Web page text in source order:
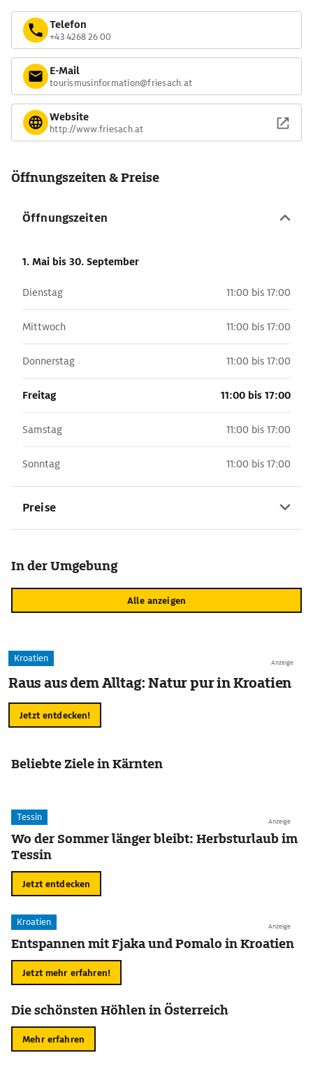
Telefon
+43 4268 26 00
E-Mail
tourismusinformation@friesach.at
Website
http://www.friesach.at
Öffnungszeiten & Preise
Öffnungszeiten
1. Mai bis 30. September
Dienstag 11:00 bis 17:00
Mittwoch 11:00 bis 17:00
Donnerstag 11:00 bis 17:00
Freitag 11:00 bis 17:00
Samstag 11:00 bis 17:00
Sonntag 11:00 bis 17:00
Preise
In der Umgebung
Alle anzeigen
Anzeige
Kroatien
Raus aus dem Alltag: Natur pur in Kroatien
Jetzt entdecken!
Beliebte Ziele in Kärnten
Anzeige
Tessin
Wo der Sommer länger bleibt: Herbsturlaub im
Tessin
Jetzt entdecken
Anzeige
Kroatien
Entspannen mit Fjaka und Pomalo in Kroatien
Jetzt mehr erfahren!
Die schönsten Höhlen in Österreich
Mehr erfahren